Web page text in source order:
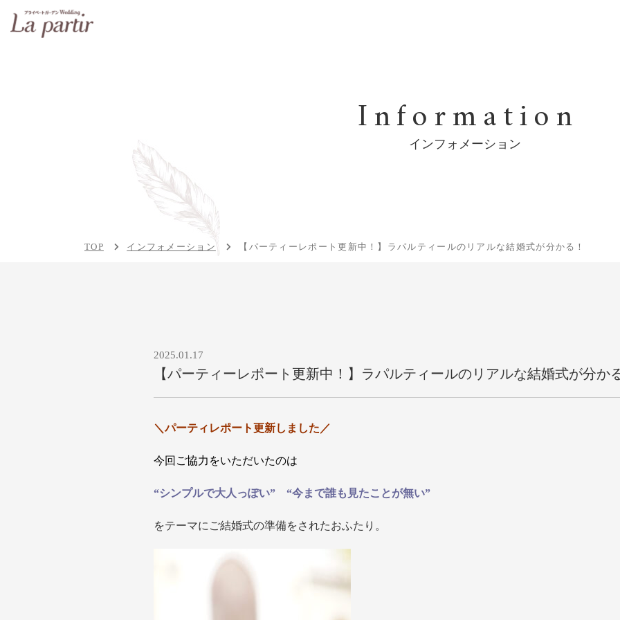
Information
インフォメーション
TOP インフォメーション 【パーティーレポート更新中！】ラパルティールのリアルな結婚式が分かる！
2025.01.17
【パーティーレポート更新中！】ラパルティールのリアルな結婚式が分か
＼パーティレポート更新しました／
今回ご協力をいただいたのは
“シンプルで大人っぽい” “今まで誰も見たことが無い”
をテーマにご結婚式の準備をされたおふたり。